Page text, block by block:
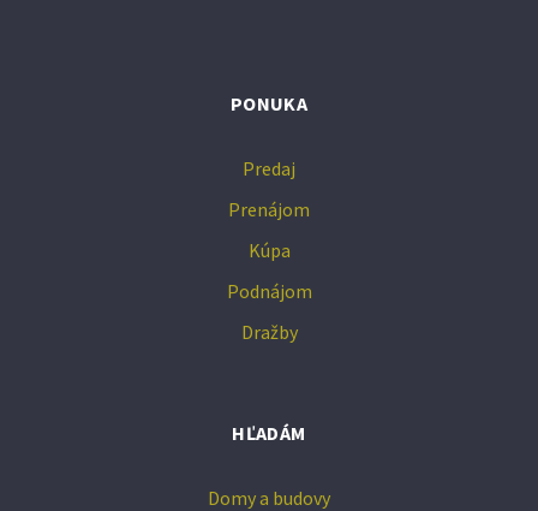
PONUKA
Predaj
Prenájom
Kúpa
Podnájom
Dražby
HĽADÁM
Domy a budovy